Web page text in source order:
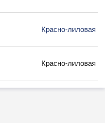
Красно-лиловая
Красно-лиловая